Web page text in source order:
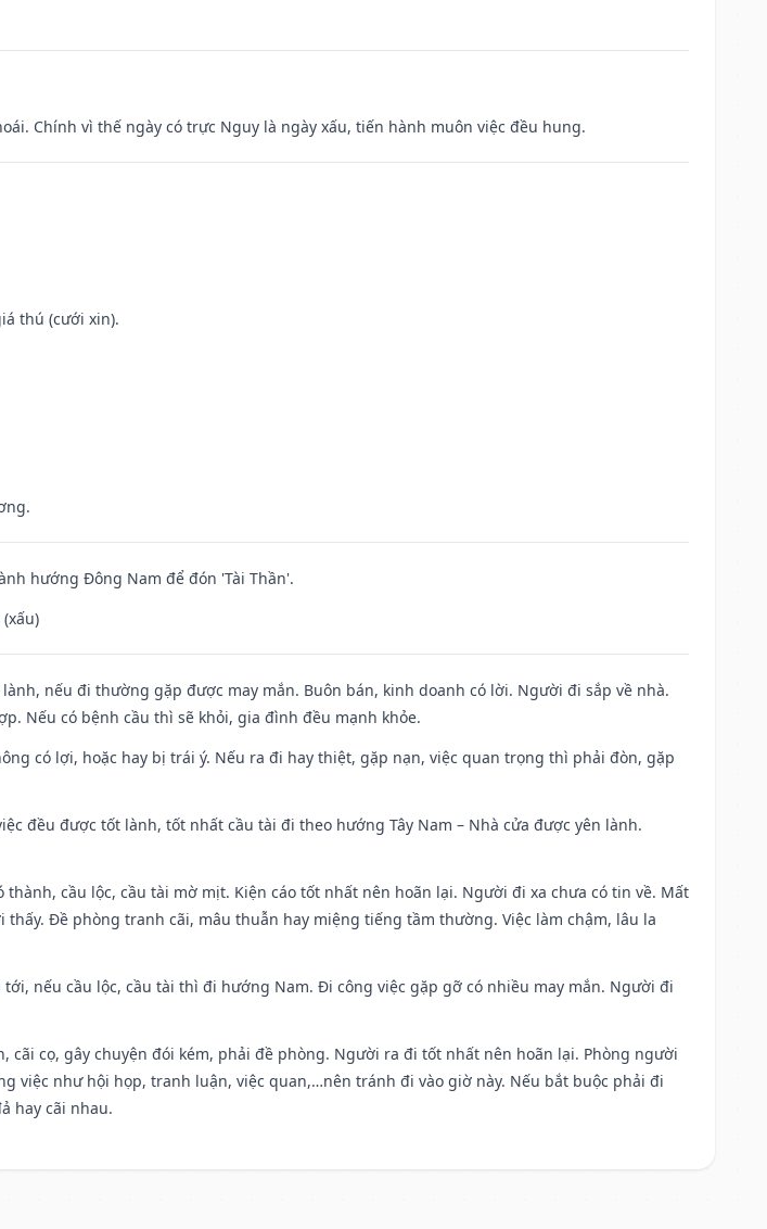
Chính vì thế ngày có trực Nguy là ngày xấu, tiến hành muôn việc đều hung.
thú (cưới xin).
hướng Đông Nam để đón 'Tài Thần'.
nếu đi thường gặp được may mắn. Buôn bán, kinh doanh có lời. Người đi sắp về nhà.
Nếu có bệnh cầu thì sẽ khỏi, gia đình đều mạnh khỏe.
có lợi, hoặc hay bị trái ý. Nếu ra đi hay thiệt, gặp nạn, việc quan trọng thì phải đòn, gặp
đều được tốt lành, tốt nhất cầu tài đi theo hướng Tây Nam – Nhà cửa được yên lành.
thành, cầu lộc, cầu tài mờ mịt. Kiện cáo tốt nhất nên hoãn lại. Người đi xa chưa có tin về. Mất
Đề phòng tranh cãi, mâu thuẫn hay miệng tiếng tầm thường. Việc làm chậm, lâu la
tới, nếu cầu lộc, cầu tài thì đi hướng Nam. Đi công việc gặp gỡ có nhiều may mắn. Người đi
cãi cọ, gây chuyện đói kém, phải đề phòng. Người ra đi tốt nhất nên hoãn lại. Phòng người
việc như hội họp, tranh luận, việc quan,…nên tránh đi vào giờ này. Nếu bắt buộc phải đi
hay cãi nhau.